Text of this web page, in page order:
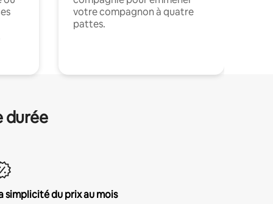
votre compagnon à quatre
pattes.
durée
simplicité du prix au mois